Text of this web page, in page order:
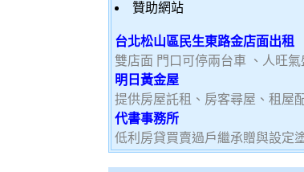
贊助網站
台北松山區民生東路金店面出租
雙店面 門口可停兩台車 、人旺
明日黃金屋
提供房屋託租、房客尋屋、租屋
代書事務所
低利房貸買賣過戶繼承贈與設定